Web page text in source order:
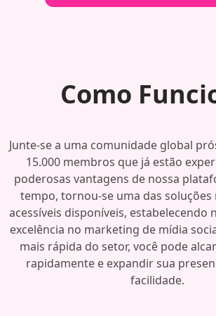
Como
Junte-se a uma comunidade global
15.000 membros que já estão
poderosas vantagens de nossa
tempo, tornou-se uma das soluções
acessíveis disponíveis, estabelecendo
excelência no marketing de mídia
mais rápida do setor, você pode
rapidamente e expandir sua
facilidade.